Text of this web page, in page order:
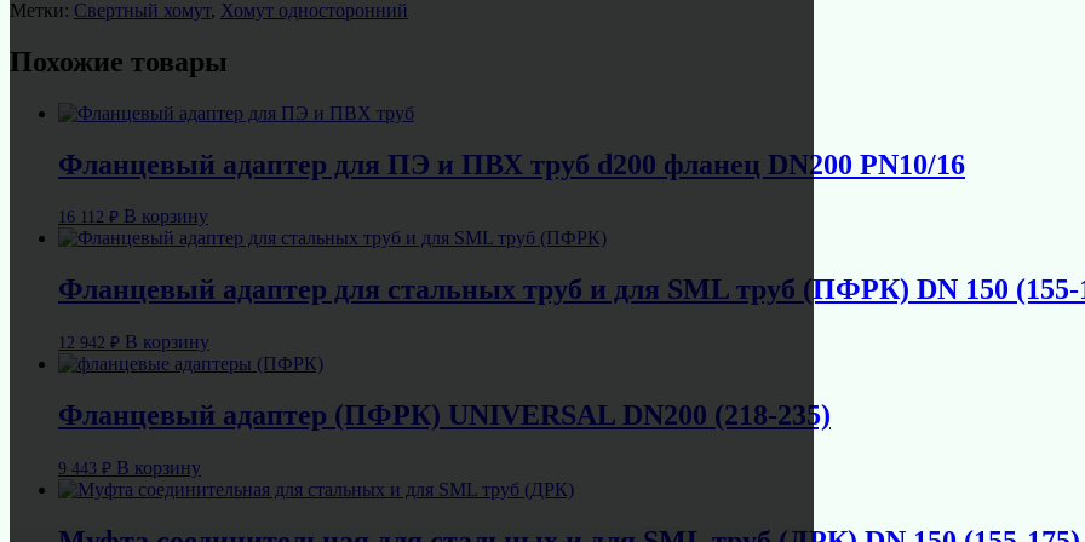
Метки: Свертный хомут, Хомут односторонний
Похожие товары
Фланцевый адаптер для ПЭ и ПВХ труб d200 фланец DN200 PN10/16
16 112 ₽ В корзину
Фланцевый адаптер для стальных труб и для SML труб (ПФРК) DN 150 (155-
12 942 ₽ В корзину
Фланцевый адаптер (ПФРК) UNIVERSAL DN200 (218-235)
9 443 ₽ В корзину